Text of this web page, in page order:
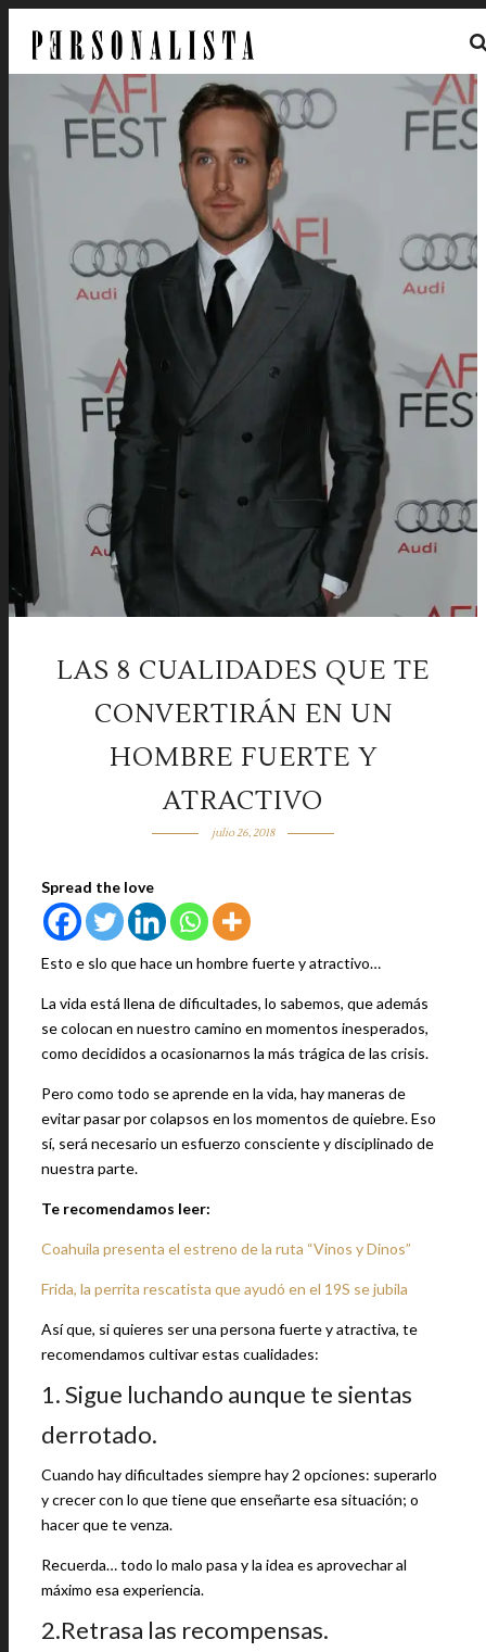
LAS 8 CUALIDADES QUE TE
CONVERTIRÁN EN UN
HOMBRE FUERTE Y
ATRACTIVO
julio 26, 2018
Spread the love
Esto e slo que hace un hombre fuerte y atractivo…
La vida está llena de dificultades, lo sabemos, que además
se colocan en nuestro camino en momentos inesperados,
como decididos a ocasionarnos la más trágica de las crisis.
Pero como todo se aprende en la vida, hay maneras de
evitar pasar por colapsos en los momentos de quiebre. Eso
sí, será necesario un esfuerzo consciente y disciplinado de
nuestra parte.
Te recomendamos leer:
Coahuila presenta el estreno de la ruta “Vinos y Dinos”
Frida, la perrita rescatista que ayudó en el 19S se jubila
Así que, si quieres ser una persona fuerte y atractiva, te
recomendamos cultivar estas cualidades:
1. Sigue luchando aunque te sientas
derrotado.
Cuando hay dificultades siempre hay 2 opciones: superarlo
y crecer con lo que tiene que enseñarte esa situación; o
hacer que te venza.
Recuerda… todo lo malo pasa y la idea es aprovechar al
máximo esa experiencia.
2.Retrasa las recompensas.